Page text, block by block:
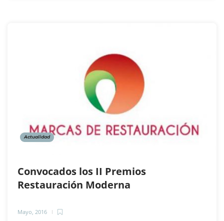
Actualidad
Convocados los II Premios
Restauración Moderna
Mayo, 2016